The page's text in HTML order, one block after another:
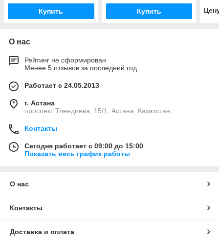
Купить Купить
О нас
Рейтинг не сформирован
Менее 5 отзывов за последний год
Работает с 24.05.2013
г. Астана
проспект Тлендиева, 15/1, Астана, Казахстан
Контакты
Сегодня работает с 09:00 до 15:00
Показать весь график работы
О нас
Контакты
Доставка и оплата